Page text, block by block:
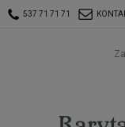
537 71 71 71